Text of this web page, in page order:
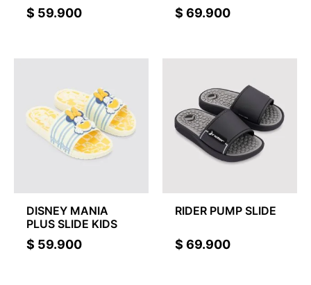
$ 59.900 $ 69.900
DISNEY MANIA
PLUS SLIDE KIDS
$ 59.900
RIDER PUMP SLIDE
$ 69.900